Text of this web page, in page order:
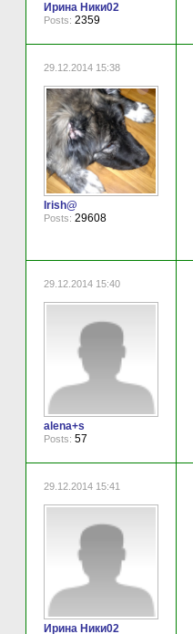
Ирина Ники02
Posts: 2359
29.12.2014 15:38
Irish@
Posts: 29608
29.12.2014 15:40
alena+s
Posts: 57
29.12.2014 15:41
Ирина Ники02